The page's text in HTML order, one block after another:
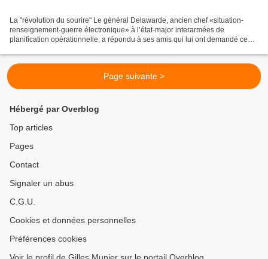
La "révolution du sourire" Le général Delawarde, ancien chef «situation-
renseignement-guerre électronique» à l’état-major interarmées de
planification opérationnelle, a répondu à ses amis qui lui ont demandé ce
Page suivante >
Hébergé par Overblog
Top articles
Pages
Contact
Signaler un abus
C.G.U.
Cookies et données personnelles
Préférences cookies